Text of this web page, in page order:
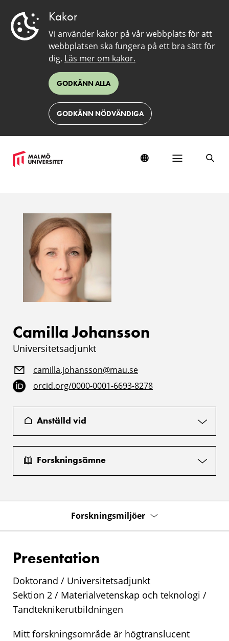
Kakor
Vi använder kakor på vår webbplats för att
webbplatsen ska fungera på ett bra sätt för
dig. Läs mer om kakor.
GODKÄNN ALLA
GODKÄNN NÖDVÄNDIGA
Camilla Johansson
Universitetsadjunkt
camilla.johansson@mau.se
orcid.org/0000-0001-6693-8278
Anställd vid
Forskningsämne
Forskningsmiljöer
Presentation
Doktorand / Universitetsadjunkt
Sektion 2 / Materialvetenskap och teknologi /
Tandteknikerutbildningen
Mitt forskningsområde är högtranslucent